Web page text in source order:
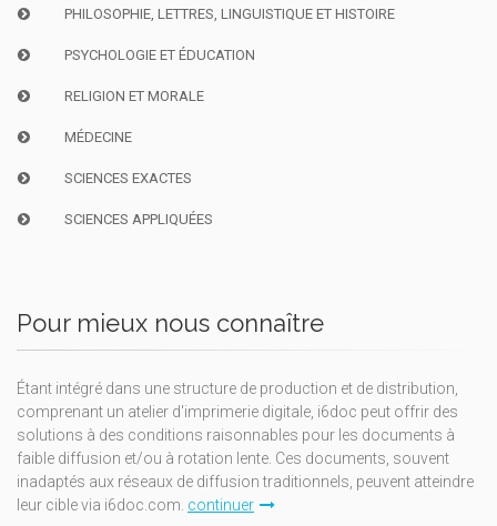
PHILOSOPHIE, LETTRES, LINGUISTIQUE ET HISTOIRE
PSYCHOLOGIE ET ÉDUCATION
RELIGION ET MORALE
MÉDECINE
SCIENCES EXACTES
SCIENCES APPLIQUÉES
Pour mieux nous connaître
Étant intégré dans une structure de production et de distribution,
comprenant un atelier d'imprimerie digitale, i6doc peut offrir des
solutions à des conditions raisonnables pour les documents à
faible diffusion et/ou à rotation lente. Ces documents, souvent
inadaptés aux réseaux de diffusion traditionnels, peuvent atteindre
leur cible via i6doc.com. continuer